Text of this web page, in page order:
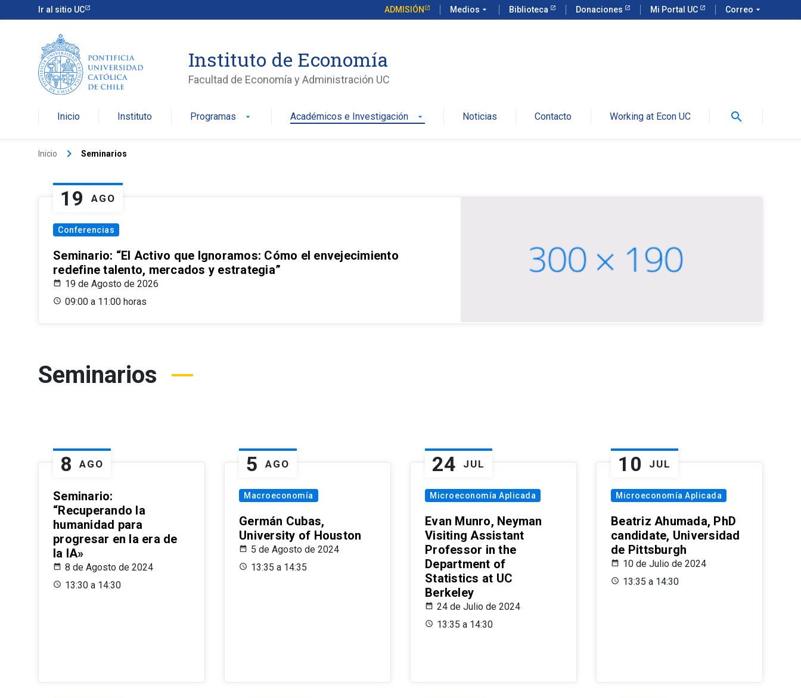
Ir al sitio UC ADMISIÓN Medios arrow_drop_down Biblioteca Donaciones Mi Portal UC Correo arrow_drop_down
Instituto de Economía
Facultad de Economía y Administración UC
Inicio Instituto Programas arrow_drop_down Académicos e Investigación arrow_drop_down Noticias Contacto Working at Econ UC search
Inicio keyboard_arrow_right Seminarios
19 AGO
Conferencias
Seminario: “El Activo que Ignoramos: Cómo el envejecimiento
redefine talento, mercados y estrategia”
19 de Agosto de 2026
09:00 a 11:00 horas
Seminarios
8 AGO
Seminario:
“Recuperando la
humanidad para
progresar en la era de
la IA»
8 de Agosto de 2024
13:30 a 14:30
5 AGO
Macroeconomía
Germán Cubas,
University of Houston
5 de Agosto de 2024
13:35 a 14:35
24 JUL
Microeconomía Aplicada
Evan Munro, Neyman
Visiting Assistant
Professor in the
Department of
Statistics at UC
Berkeley
24 de Julio de 2024
13:35 a 14:30
10 JUL
Microeconomía Aplicada
Beatriz Ahumada, PhD
candidate, Universidad
de Pittsburgh
10 de Julio de 2024
13:35 a 14:30